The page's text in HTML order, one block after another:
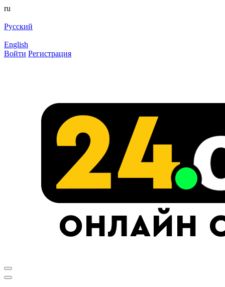
ru
Русский
English
Войти Регистрация